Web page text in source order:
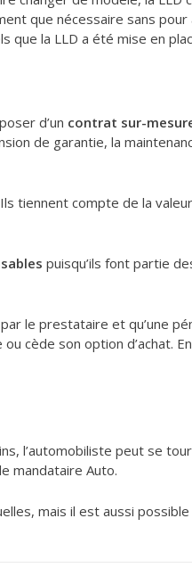
que nécessaire sans
que la LLD a été mise en
d’un contrat sur-
de garantie, la
tiennent compte de la
puisqu’ils font partie
le prestataire et qu’une
cède son option d’achat.
l’automobiliste peut se
mandataire Auto.
mais il est aussi